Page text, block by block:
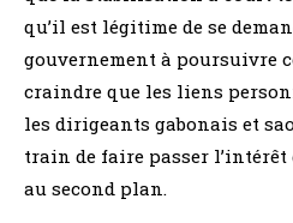
qu’il est légitime de se
gouvernement à poursuivre
craindre que les liens
les dirigeants gabonais et
train de faire passer l’intérêt
au second plan.